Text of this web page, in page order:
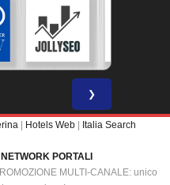
❯
| Hotels Web | Italia Search
NETWORK PORTALI
MULTI-CANALE: unico